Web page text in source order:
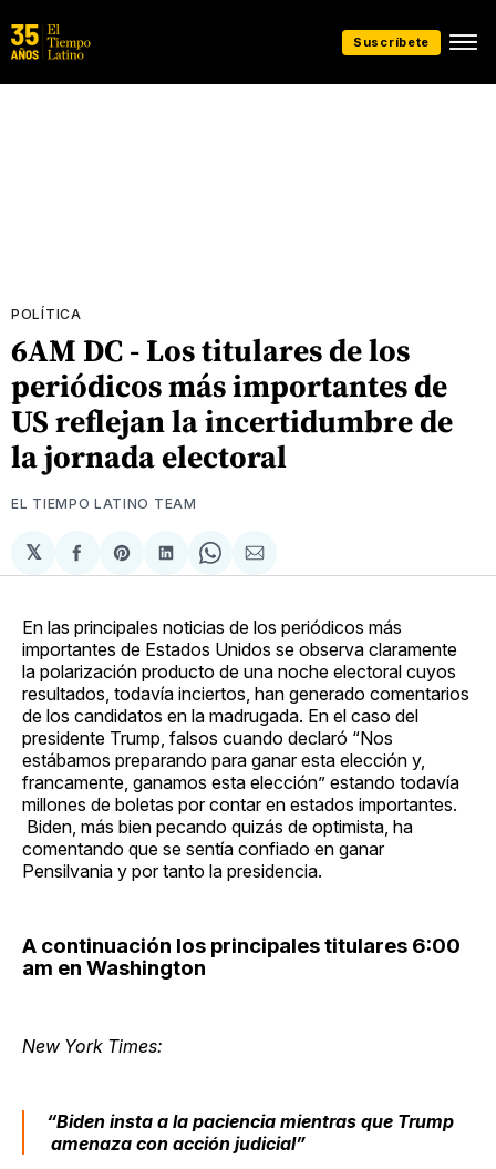
Suscríbete
POLÍTICA
6AM DC - Los titulares de los
periódicos más importantes de
US reflejan la incertidumbre de
la jornada electoral
EL TIEMPO LATINO TEAM
𝕏
Compartir
en
Share
on
Compartir
en
Share
on
Compartir
via
En las principales noticias de los periódicos más
importantes de Estados Unidos se observa claramente
la polarización producto de una noche electoral cuyos
resultados, todavía inciertos, han generado comentarios
de los candidatos en la madrugada. En el caso del
presidente Trump, falsos cuando declaró “Nos
estábamos preparando para ganar esta elección y,
francamente, ganamos esta elección” estando todavía
millones de boletas por contar en estados importantes.
Biden, más bien pecando quizás de optimista, ha
comentando que se sentía confiado en ganar
Pensilvania y por tanto la presidencia.
A continuación los principales titulares 6:00
am en Washington
New York Times:
“Biden insta a la paciencia mientras que Trump
amenaza con acción judicial”